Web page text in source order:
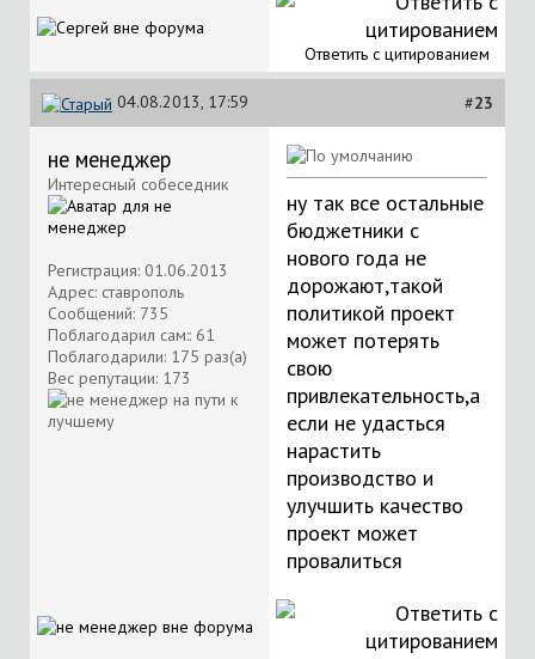
Ответить с цитированием
04.08.2013, 17:59 #23
не менеджер
Интересный собеседник
Регистрация: 01.06.2013
Адрес: ставрополь
Сообщений: 735
Поблагодарил сам:: 61
Поблагодарили: 175 раз(а)
Вес репутации: 173
ну так все остальные
бюджетники с
нового года не
дорожают,такой
политикой проект
может потерять
свою
привлекательность,а
если не удасться
нарастить
производство и
улучшить качество
проект может
провалиться